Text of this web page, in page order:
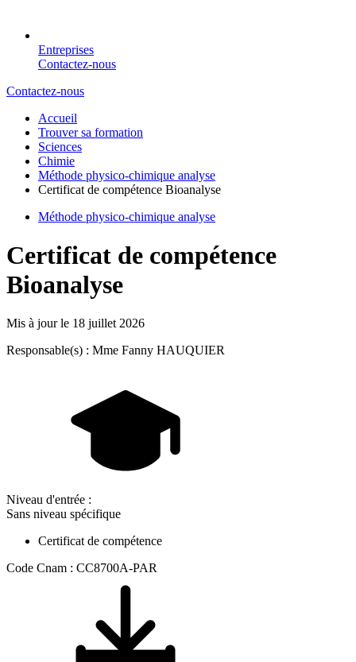
Entreprises
Contactez-nous
Contactez-nous
Accueil
Trouver sa formation
Sciences
Chimie
Méthode physico-chimique analyse
Certificat de compétence Bioanalyse
Méthode physico-chimique analyse
Certificat de compétence
Bioanalyse
Mis à jour le 18 juillet 2026
Responsable(s) : Mme Fanny HAUQUIER
Niveau d'entrée :
Sans niveau spécifique
Certificat de compétence
Code Cnam : CC8700A-PAR